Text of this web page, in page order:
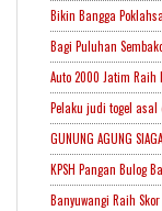
Bikin Bangga
Bagi Puluhan
Auto 2000 Jatim Raih
Pelaku judi togel
GUNUNG AGUNG
KPSH Pangan Bulog
Banyuwangi Raih